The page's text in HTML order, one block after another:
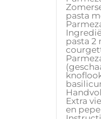
pasta
pasta
Extra
en